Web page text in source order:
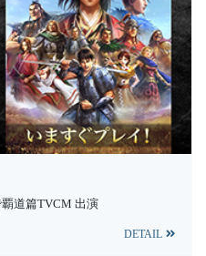
道篇TVCM 出演
DETAIL